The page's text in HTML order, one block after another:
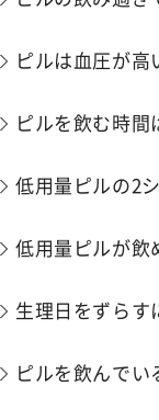
ピルは血圧が高
ピルを飲む時間
低用量ピルの2
低用量ピルが飲
生理日をずらす
ピルを飲んで